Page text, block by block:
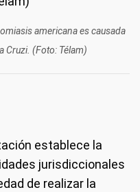
americana es causada
Cruzi. (Foto: Télam)
establece la
jurisdiccionales
de realizar la